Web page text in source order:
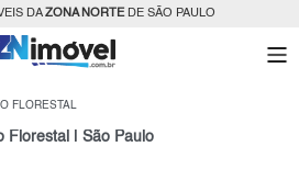
DAZONA NORTEDE SÃO PAULO
FLORESTAL
Florestal | São Paulo